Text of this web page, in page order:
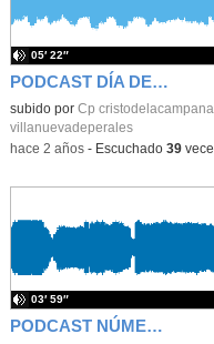
PODCAST DÍA DE LA MUJER
subido por Cp cristodelacampana
villanuevadeperales
05′ 22″
-hace 2 años- Escuchado 39
PODCAST NÚMERO PI
03′ 59″